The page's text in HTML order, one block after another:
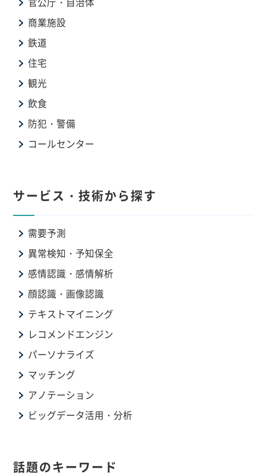
商業施設
鉄道
住宅
観光
飲食
防犯・警備
コールセンター
サービス・技術から探す
需要予測
異常検知・予知保全
感情認識・感情解析
顔認識・画像認識
テキストマイニング
レコメンドエンジン
パーソナライズ
マッチング
アノテーション
ビッグデータ活用・分析
話題のキーワード